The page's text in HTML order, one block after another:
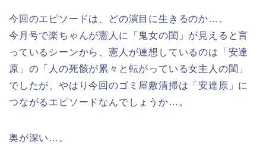
今回のエピソードは、どの演目に生きるのか…。
今月号で楽ちゃんが憲人に「鬼女の閨」が見えると言
っているシーンから、憲人が連想しているのは「安達
原」の「人の死骸が累々と転がっている女主人の閨」
でしたが、やはり今回のゴミ屋敷清掃は「安達原」に
つながるエピソードなんでしょうか…。
奥が深い…。